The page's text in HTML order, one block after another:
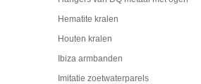
Hematite kralen
Houten kralen
Ibiza armbanden
Imitatie zoetwaterparels